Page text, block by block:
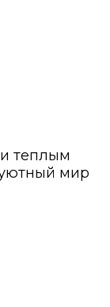
теплым
мир